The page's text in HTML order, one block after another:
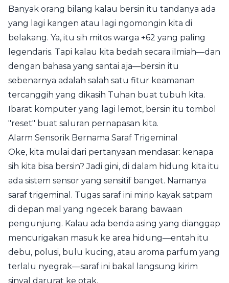
Banyak orang bilang kalau bersin itu tandanya ada
yang lagi kangen atau lagi ngomongin kita di
belakang. Ya, itu sih mitos warga +62 yang paling
legendaris. Tapi kalau kita bedah secara ilmiah—dan
dengan bahasa yang santai aja—bersin itu
sebenarnya adalah salah satu fitur keamanan
tercanggih yang dikasih Tuhan buat tubuh kita.
Ibarat komputer yang lagi lemot, bersin itu tombol
"reset" buat saluran pernapasan kita.
Alarm Sensorik Bernama Saraf Trigeminal
Oke, kita mulai dari pertanyaan mendasar: kenapa
sih kita bisa bersin? Jadi gini, di dalam hidung kita itu
ada sistem sensor yang sensitif banget. Namanya
saraf trigeminal. Tugas saraf ini mirip kayak satpam
di depan mal yang ngecek barang bawaan
pengunjung. Kalau ada benda asing yang dianggap
mencurigakan masuk ke area hidung—entah itu
debu, polusi, bulu kucing, atau aroma parfum yang
terlalu nyegrak—saraf ini bakal langsung kirim
sinyal darurat ke otak.